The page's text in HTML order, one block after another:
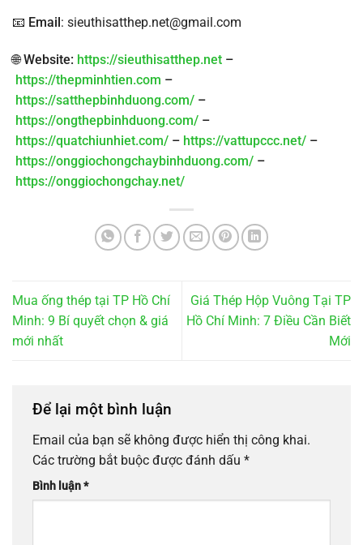
📧 Email: sieuthisatthep.net@gmail.com
🌐Website: https://sieuthisatthep.net –
https://thepminhtien.com –
https://satthepbinhduong.com/ –
https://ongthepbinhduong.com/ –
https://quatchiunhiet.com/ – https://vattupccc.net/ –
https://onggiochongchaybinhduong.com/ –
https://onggiochongchay.net/
Mua ống thép tại TP Hồ Chí
Minh: 9 Bí quyết chọn & giá
mới nhất
Giá Thép Hộp Vuông Tại TP
Hồ Chí Minh: 7 Điều Cần Biết
Mới
Để lại một bình luận
Email của bạn sẽ không được hiển thị công khai.
Các trường bắt buộc được đánh dấu *
Bình luận*